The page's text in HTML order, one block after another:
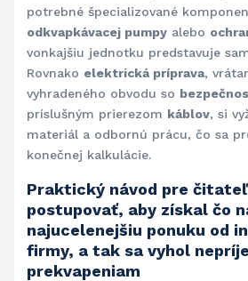
potrebné špecializované
odkvapkávacej pumpyalebo
vonkajšiu jednotku predstavuje
Rovnako elektrická príprava,
vyhradeného obvodu so
príslušným prierezom káblov, si
materiál a odbornú prácu, čo sa
konečnej kalkulácie.
Praktický návod pre
postupovať, aby získal čo
najucelenejšiu ponuku od
firmy, a tak sa vyhol
prekvapeniam